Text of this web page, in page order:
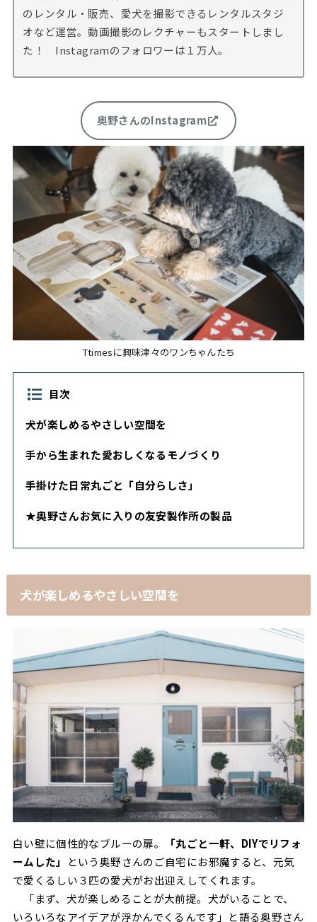
のレンタル・販売、愛犬を撮影できるレンタルスタジ
オなど運営。動画撮影のレクチャーもスタートしまし
た！ Instagramのフォロワーは１万人。
奥野さんのInstagram
Ttimesに興味津々のワンちゃんたち
目次
犬が楽しめるやさしい空間を
手から生まれた愛おしくなるモノづくり
手掛けた日常丸ごと「自分らしさ」
★奥野さんお気に入りの友安製作所の製品
犬が楽しめるやさしい空間を
白い壁に個性的なブルーの扉。
「丸ごと一軒、DIYでリフォ
ームした」
という奥野さんのご自宅にお邪魔すると、元気
で愛くるしい３匹の愛犬がお出迎えしてくれます。
「まず、犬が楽しめることが大前提。犬がいることで、
いろいろなアイデアが浮かんでくるんです」と語る奥野さん